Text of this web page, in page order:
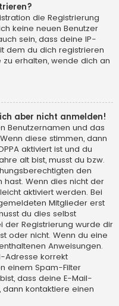
die Registrierung
keine neuen Benutzer
sein, dass deine IP-
dem du dich registrieren
erhalten, wende dich an
aber nicht anmelden!
Benutzernamen und das
diese stimmen, dann
aktiviert ist und du
alt bist, musst du bzw.
den
Wenn dies nicht der
aktiviert werden. Bei
Mitglieder erst
du dies selbst
der Registrierung wurde dir
oder nicht. Wenn du eine
Anweisungen.
Adresse korrekt
einem Spam-Filter
dass deine E-Mail-
kontaktiere einen